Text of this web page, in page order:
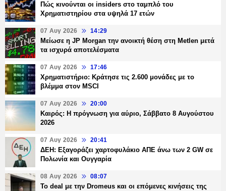
Πώς κινούνται οι insiders στο ταμπλό του
Χρηματιστηρίου στα υψηλά 17 ετών
07 Αυγ 2026 14:29
Μείωσε η JP Morgan την ανοικτή θέση στη Metlen μετά
τα ισχυρά αποτελέσματα
07 Αυγ 2026 17:46
Χρηματιστήριο: Κράτησε τις 2.600 μονάδες με το
βλέμμα στον MSCI
07 Αυγ 2026 20:00
Καιρός: Η πρόγνωση για αύριο, Σάββατο 8 Αυγούστου
2026
07 Αυγ 2026 20:41
ΔΕΗ: Εξαγοράζει χαρτοφυλάκιο ΑΠΕ άνω των 2 GW σε
Πολωνία και Ουγγαρία
08 Αυγ 2026 08:07
Το deal με την Dromeus και οι επόμενες κινήσεις της